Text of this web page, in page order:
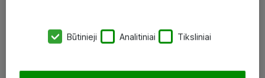
eShop@atea.lt
Būtinieji Analitiniai Tiksliniai